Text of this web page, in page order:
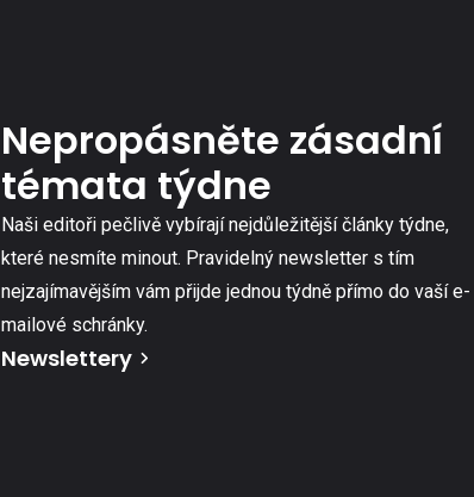
Nepropásněte zásadní
témata týdne
Naši editoři pečlivě vybírají nejdůležitější články týdne,
které nesmíte minout. Pravidelný newsletter s tím
nejzajímavějším vám přijde jednou týdně přímo do vaší e-
mailové schránky.
Newslettery